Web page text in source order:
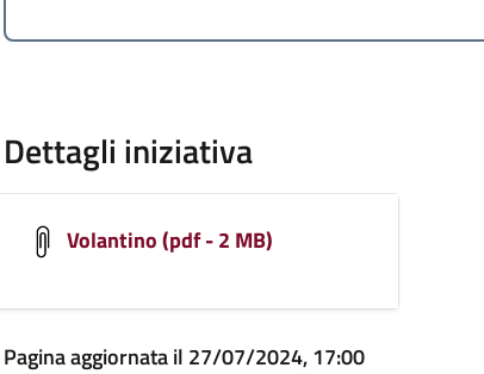
Dettagli iniziativa
Volantino (pdf - 2 MB)
Pagina aggiornata il 27/07/2024, 17:00